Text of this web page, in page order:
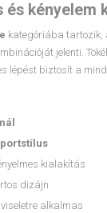
és kényelem
kategóriába tartozik,
jelenti.
lépést biztosít a
kialakítás
dizájn
alkalmas